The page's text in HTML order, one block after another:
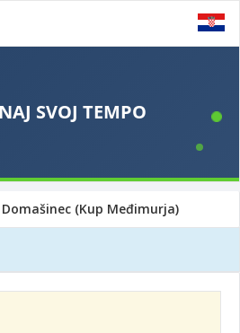
(Kup Međimurja)